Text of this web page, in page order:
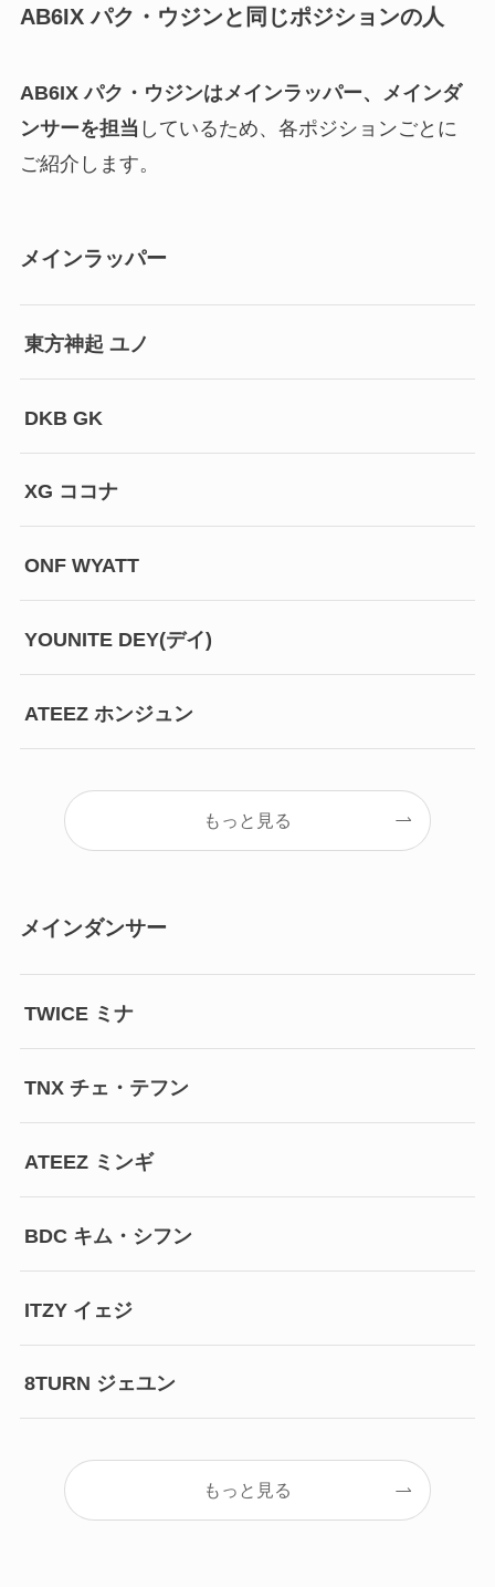
AB6IX パク・ウジンと同じポジションの人
AB6IX パク・ウジンはメインラッパー、メインダ
ンサーを担当 しているため、各ポジションごとに
ご紹介します。
メインラッパー
東方神起 ユノ
DKB GK
XG ココナ
ONF WYATT
YOUNITE DEY(デイ)
ATEEZ ホンジュン
もっと見る
メインダンサー
TWICE ミナ
TNX チェ・テフン
ATEEZ ミンギ
BDC キム・シフン
ITZY イェジ
8TURN ジェユン
もっと見る